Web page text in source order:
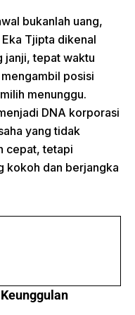
bukanlah uang,
Tjipta dikenal
janji, tepat waktu
posisi
menunggu.
DNA korporasi
yang tidak
cepat, tetapi
kokoh dan berjangka